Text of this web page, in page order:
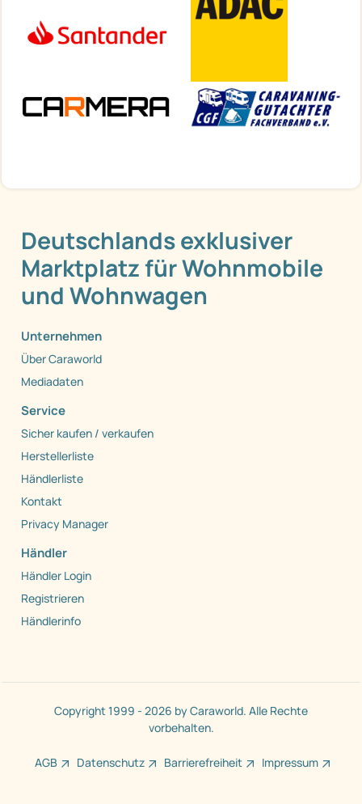
Deutschlands exklusiver
Marktplatz für Wohnmobile
und Wohnwagen
Unternehmen
Über Caraworld
Mediadaten
Service
Sicher kaufen / verkaufen
Herstellerliste
Händlerliste
Kontakt
Privacy Manager
Händler
Händler Login
Registrieren
Händlerinfo
Copyright 1999 - 2026 by Caraworld. Alle Rechte
vorbehalten.
AGB Datenschutz Barrierefreiheit Impressum